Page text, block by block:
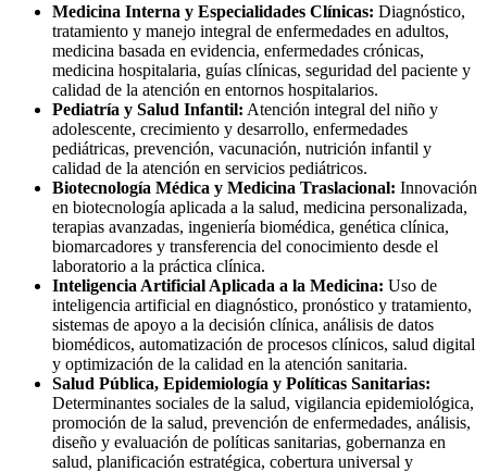
Medicina Interna y Especialidades Clínicas: Diagnóstico,
tratamiento y manejo integral de enfermedades en adultos,
medicina basada en evidencia, enfermedades crónicas,
medicina hospitalaria, guías clínicas, seguridad del paciente y
calidad de la atención en entornos hospitalarios.
Pediatría y Salud Infantil: Atención integral del niño y
adolescente, crecimiento y desarrollo, enfermedades
pediátricas, prevención, vacunación, nutrición infantil y
calidad de la atención en servicios pediátricos.
Biotecnología Médica y Medicina Traslacional: Innovación
en biotecnología aplicada a la salud, medicina personalizada,
terapias avanzadas, ingeniería biomédica, genética clínica,
biomarcadores y transferencia del conocimiento desde el
laboratorio a la práctica clínica.
Inteligencia Artificial Aplicada a la Medicina: Uso de
inteligencia artificial en diagnóstico, pronóstico y tratamiento,
sistemas de apoyo a la decisión clínica, análisis de datos
biomédicos, automatización de procesos clínicos, salud digital
y optimización de la calidad en la atención sanitaria.
Salud Pública, Epidemiología y Políticas Sanitarias:
Determinantes sociales de la salud, vigilancia epidemiológica,
promoción de la salud, prevención de enfermedades, análisis,
diseño y evaluación de políticas sanitarias, gobernanza en
salud, planificación estratégica, cobertura universal y